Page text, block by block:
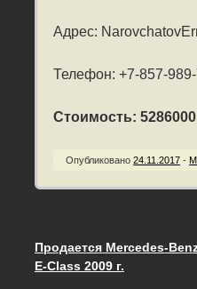
Адрес:
Телефон: +7-857-
Стоимость: 5286000
Опубликовано 24.11.2017 -
Запись
Продается Mercedes-
E-Class 2009 г.